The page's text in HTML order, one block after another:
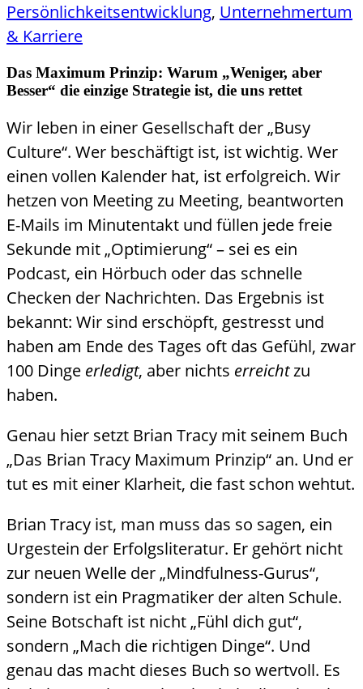
Persönlichkeitsentwicklung, Unternehmertum
& Karriere
Das Maximum Prinzip: Warum „Weniger, aber
Besser“ die einzige Strategie ist, die uns rettet
Wir leben in einer Gesellschaft der „Busy
Culture“. Wer beschäftigt ist, ist wichtig. Wer
einen vollen Kalender hat, ist erfolgreich. Wir
hetzen von Meeting zu Meeting, beantworten
E-Mails im Minutentakt und füllen jede freie
Sekunde mit „Optimierung“ – sei es ein
Podcast, ein Hörbuch oder das schnelle
Checken der Nachrichten. Das Ergebnis ist
bekannt: Wir sind erschöpft, gestresst und
haben am Ende des Tages oft das Gefühl, zwar
100 Dinge erledigt, aber nichts erreichtzu
haben.
Genau hier setzt Brian Tracy mit seinem Buch
„Das Brian Tracy Maximum Prinzip“ an. Und er
tut es mit einer Klarheit, die fast schon wehtut.
Brian Tracy ist, man muss das so sagen, ein
Urgestein der Erfolgsliteratur. Er gehört nicht
zur neuen Welle der „Mindfulness-Gurus“,
sondern ist ein Pragmatiker der alten Schule.
Seine Botschaft ist nicht „Fühl dich gut“,
sondern „Mach die richtigen Dinge“. Und
genau das macht dieses Buch so wertvoll. Es